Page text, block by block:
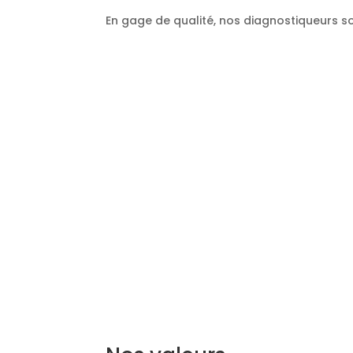
En gage de qualité, nos diagnostiqueurs